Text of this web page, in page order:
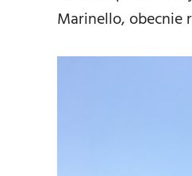
Marinello, obecnie